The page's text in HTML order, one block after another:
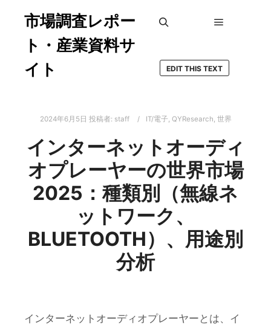
市場調査レポー
ト・産業資料サ
イト
EDIT THIS TEXT
2024年6月5日 投稿者: staff IT/電子, QYResearch, 世界
インターネットオーディ
オプレーヤーの世界市場
2025：種類別（無線ネ
ットワーク、
BLUETOOTH）、用途別
分析
インターネットオーディオプレーヤーとは、イ